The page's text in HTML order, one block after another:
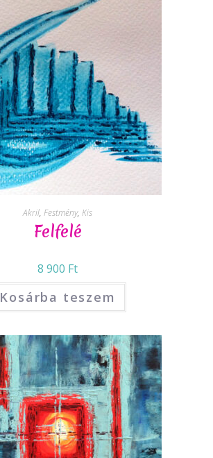
Akril, Festmény, Kis
Felfelé
8 900 Ft
Kosárba teszem